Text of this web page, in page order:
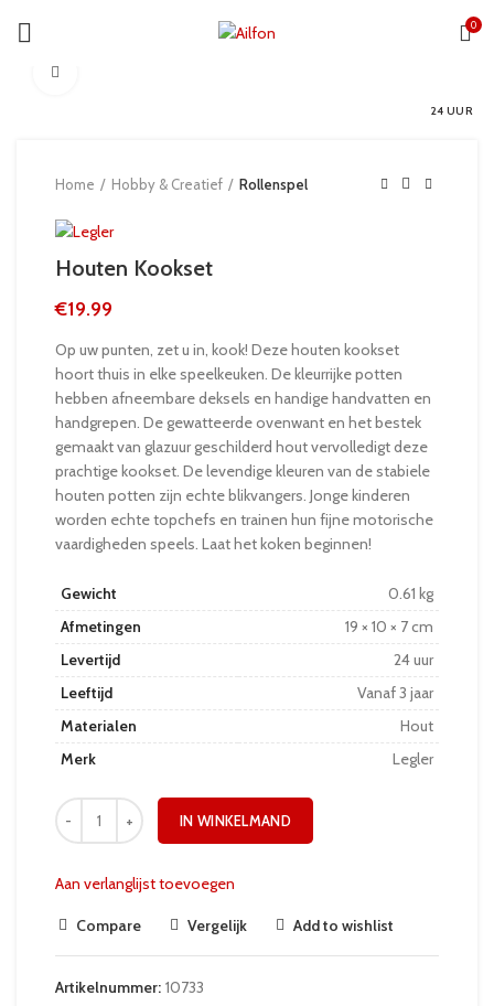
0
24 UUR
Home Hobby & Creatief Rollenspel
Houten Kookset
€19.99
Op uw punten, zet u in, kook! Deze houten kookset
hoort thuis in elke speelkeuken. De kleurrijke potten
hebben afneembare deksels en handige handvatten en
handgrepen. De gewatteerde ovenwant en het bestek
gemaakt van glazuur geschilderd hout vervolledigt deze
prachtige kookset. De levendige kleuren van de stabiele
houten potten zijn echte blikvangers. Jonge kinderen
worden echte topchefs en trainen hun fijne motorische
vaardigheden speels. Laat het koken beginnen!
Gewicht
0.61 kg
Afmetingen
19 × 10 × 7 cm
Levertijd
24 uur
Leeftijd
Vanaf 3 jaar
Materialen
Hout
Merk
Legler
IN WINKELMAND
Aan verlanglijst toevoegen
Compare Vergelijk Add to wishlist
Artikelnummer: 10733